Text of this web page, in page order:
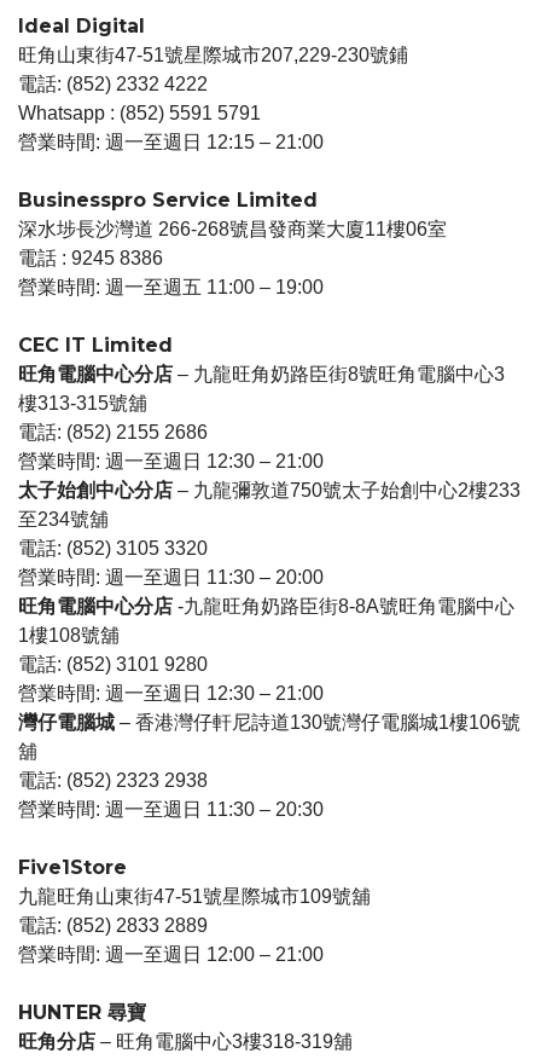
Ideal Digital
旺角山東街47-51號星際城市207,229-230號鋪
電話: (852) 2332 4222
Whatsapp : (852) 5591 5791
營業時間: 週一至週日 12:15 – 21:00
Businesspro Service Limited
深水埗長沙灣道 266-268號昌發商業大廈11樓06室
電話 : 9245 8386
營業時間: 週一至週五 11:00 – 19:00
CEC IT Limited
旺角電腦中心分店 – 九龍旺角奶路臣街8號旺角電腦中心3
樓313-315號舖
電話: (852) 2155 2686
營業時間: 週一至週日 12:30 – 21:00
太子始創中心分店 – 九龍彌敦道750號太子始創中心2樓233
至234號舖
電話: (852) 3105 3320
營業時間: 週一至週日 11:30 – 20:00
旺角電腦中心分店 -九龍旺角奶路臣街8-8A號旺角電腦中心
1樓108號舖
電話: (852) 3101 9280
營業時間: 週一至週日 12:30 – 21:00
灣仔電腦城 – 香港灣仔軒尼詩道130號灣仔電腦城1樓106號
舖
電話: (852) 2323 2938
營業時間: 週一至週日 11:30 – 20:30
Five1Store
九龍旺角山東街47-51號星際城市109號舖
電話: (852) 2833 2889
營業時間: 週一至週日 12:00 – 21:00
HUNTER 尋寶
旺角分店 – 旺角電腦中心3樓318-319舖